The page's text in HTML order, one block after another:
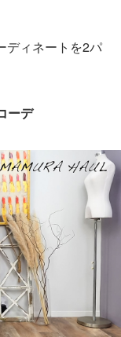
ディネートを2パ
ーデ